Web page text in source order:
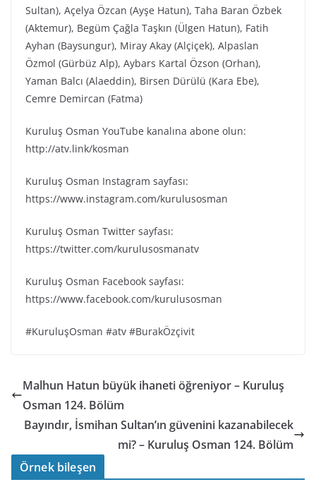
Sultan), Açelya Özcan (Ayşe Hatun), Taha Baran Özbek
(Aktemur), Begüm Çağla Taşkın (Ülgen Hatun), Fatih
Ayhan (Baysungur), Miray Akay (Alçiçek), Alpaslan
Özmol (Gürbüz Alp), Aybars Kartal Özson (Orhan),
Yaman Balcı (Alaeddin), Birsen Dürülü (Kara Ebe),
Cemre Demircan (Fatma)
Kuruluş Osman YouTube kanalına abone olun:
http://atv.link/kosman
Kuruluş Osman Instagram sayfası:
https://www.instagram.com/kurulusosman
Kuruluş Osman Twitter sayfası:
https://twitter.com/kurulusosmanatv
Kuruluş Osman Facebook sayfası:
https://www.facebook.com/kurulusosman
#KuruluşOsman #atv #BurakÖzçivit
Malhun Hatun büyük ihaneti öğreniyor – Kuruluş
Osman 124. Bölüm
Bayındır, İsmihan Sultan’ın güvenini kazanabilecek
mi? – Kuruluş Osman 124. Bölüm
Örnek bileşen